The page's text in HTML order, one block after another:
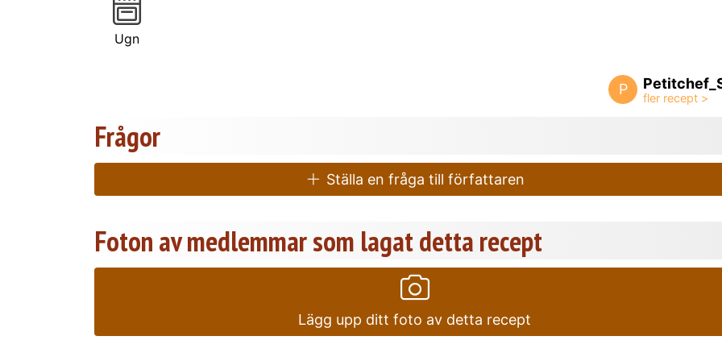
Ugn
P
Frågor
Ställa en fråga till författaren
Foton av medlemmar som lagat detta recept
Lägg upp ditt foto av detta recept